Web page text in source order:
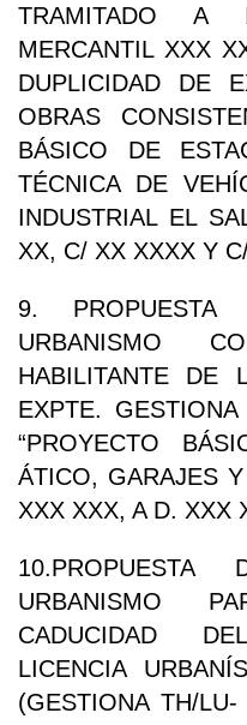
TRAMITADO A
MERCANTIL XXX
DUPLICIDAD DE
OBRAS
BÁSICO DE
TÉCNICA DE
INDUSTRIAL EL
XX, C/ XX XXXX Y
9. PROPUESTA
URBANISMO
HABILITANTE DE
EXPTE.
“PROYECTO
ÁTICO, GARAJES
XXX XXX, A D. XXX
URBANISMO
CADUCIDAD
LICENCIA
(GESTIONA TH/